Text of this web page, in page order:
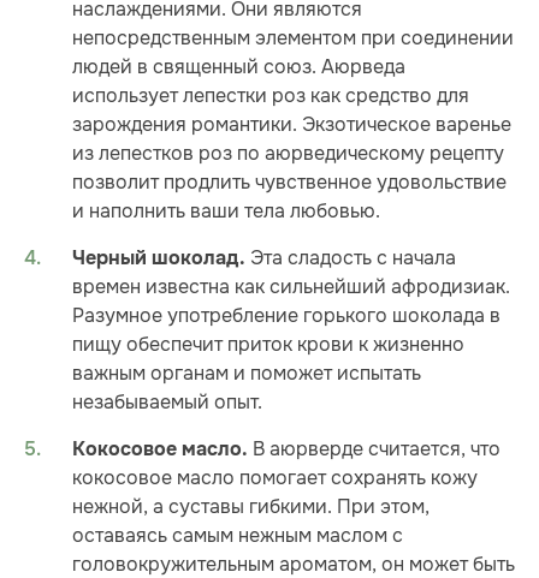
наслаждениями. Они являются
непосредственным элементом при соединении
людей в священный союз. Аюрведа
использует лепестки роз как средство для
зарождения романтики. Экзотическое варенье
из лепестков роз по аюрведическому рецепту
позволит продлить чувственное удовольствие
и наполнить ваши тела любовью.
Черный шоколад. Эта сладость с начала
времен известна как сильнейший афродизиак.
Разумное употребление горького шоколада в
пищу обеспечит приток крови к жизненно
важным органам и поможет испытать
незабываемый опыт.
Кокосовое масло. В аюрверде считается, что
кокосовое масло помогает сохранять кожу
нежной, а суставы гибкими. При этом,
оставаясь самым нежным маслом с
головокружительным ароматом, он может быть